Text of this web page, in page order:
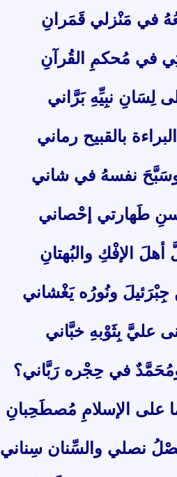
في مَنْزلي قَمَرانِ
في مُحكمِ القُرآنِ
نبِيِّهِ بَرَّاني
بالقبيح رماني
وسَبَّحَ نفسهُ في شاني
طَهارتي إحْصاني
الإفْكِ والبُهتانِ
ونُورُه يَغْشاني
عليَّ بِثَوْبهِ خبَّاني
في حِجْره رَبَّاني؟
الإسلامِ مُصطَحِبانِ
نصلي والسِّنان سِناني